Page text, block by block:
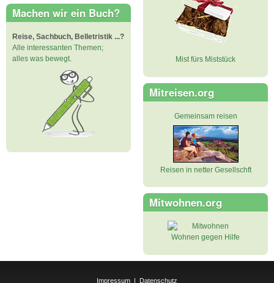
Machen wir ein Buch?
Reise, Sachbuch, Belletristik ...?
Alle interessanten Themen;
alles was bewegt.
Mist fürs Miststück
Mitreisen.org
Gemeinsam reisen
Reisen in netter Gesellschft
Mitwohnen.org
Wohnen gegen Hilfe
Impressum Datenschutz